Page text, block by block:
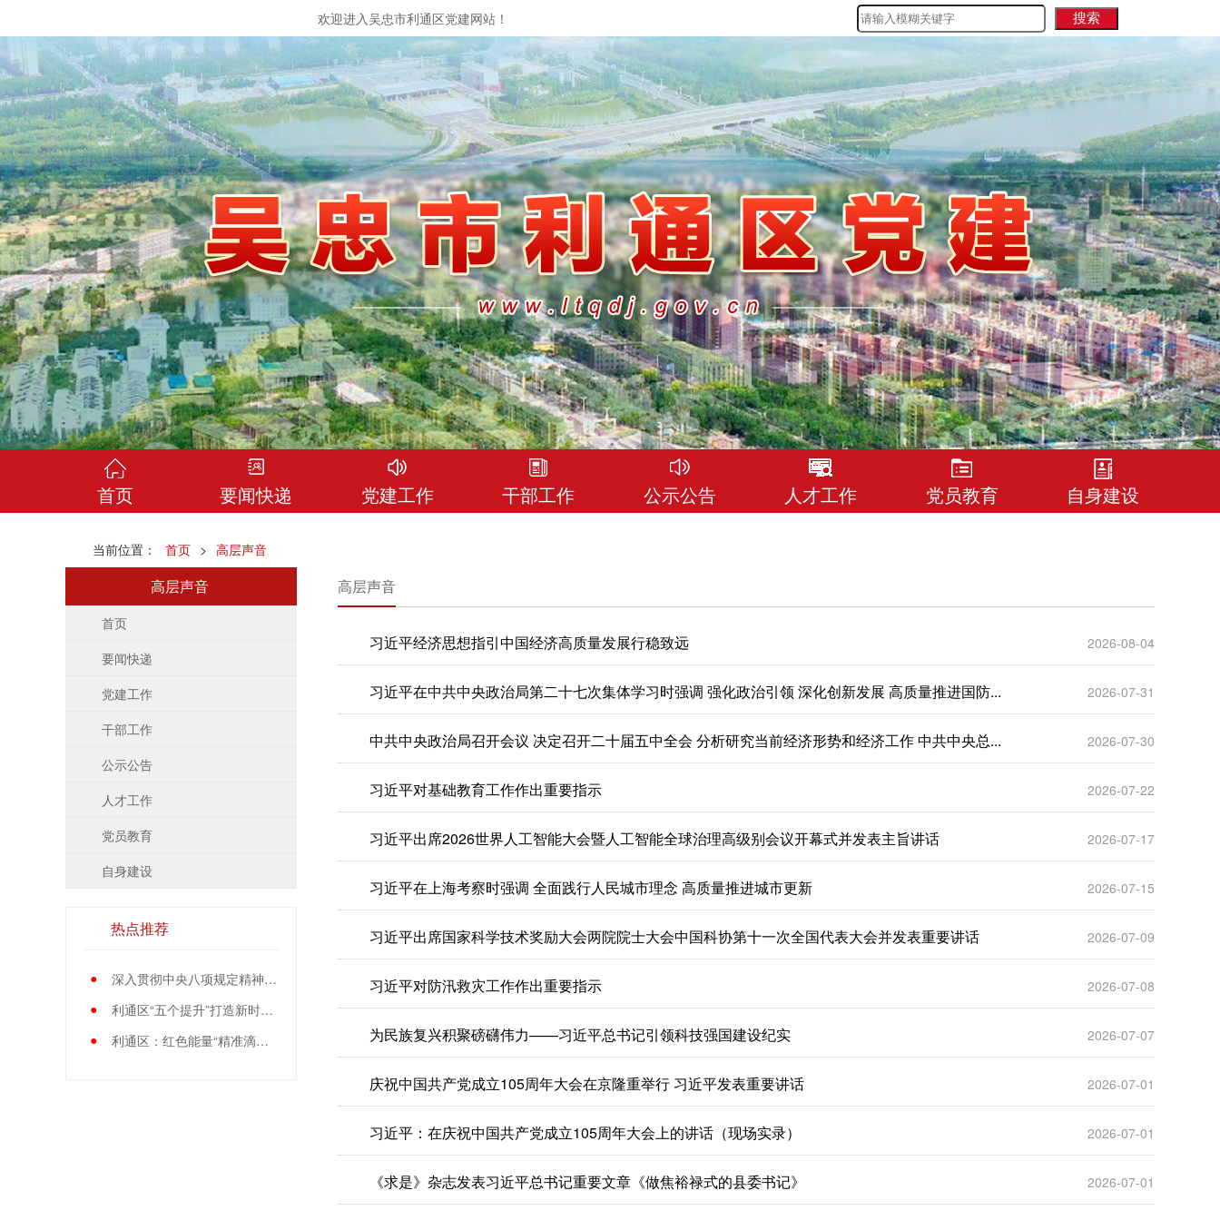
欢迎进入吴忠市利通区党建网站！
首页 要闻快递 党建工作 干部工作 公示公告 人才工作 党员教育 自身建设
当前位置： 首页 > 高层声音
高层声音
首页
要闻快递
党建工作
干部工作
公示公告
人才工作
党员教育
自身建设
热点推荐
●
深入贯彻中央八项规定精神学习教育中央指导组暨中央层面工作专班总结会议召开
●
利通区“五个提升”打造新时代党员先锋队伍
●
利通区：红色能量“精准滴灌”基层党员
高层声音
习近平经济思想指引中国经济高质量发展行稳致远 2026-08-04
习近平在中共中央政治局第二十七次集体学习时强调 强化政治引领 深化创新发展 高质量推进国防... 2026-07-31
中共中央政治局召开会议 决定召开二十届五中全会 分析研究当前经济形势和经济工作 中共中央总... 2026-07-30
习近平对基础教育工作作出重要指示 2026-07-22
习近平出席2026世界人工智能大会暨人工智能全球治理高级别会议开幕式并发表主旨讲话 2026-07-17
习近平在上海考察时强调 全面践行人民城市理念 高质量推进城市更新 2026-07-15
习近平出席国家科学技术奖励大会两院院士大会中国科协第十一次全国代表大会并发表重要讲话 2026-07-09
习近平对防汛救灾工作作出重要指示 2026-07-08
为民族复兴积聚磅礴伟力——习近平总书记引领科技强国建设纪实 2026-07-07
庆祝中国共产党成立105周年大会在京隆重举行 习近平发表重要讲话 2026-07-01
习近平：在庆祝中国共产党成立105周年大会上的讲话（现场实录） 2026-07-01
《求是》杂志发表习近平总书记重要文章《做焦裕禄式的县委书记》 2026-07-01